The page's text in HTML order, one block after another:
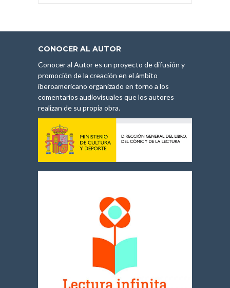
CONOCER AL AUTOR
Conocer al Autor es un proyecto de difusión y
promoción de la creación en el ámbito
iberoamericano organizado en torno a los
comentarios audiovisuales que los autores
realizan de su propia obra.